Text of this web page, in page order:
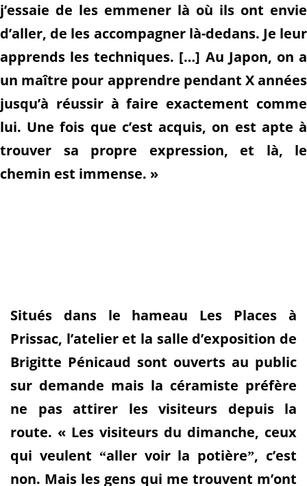
j’essaie de les emmener là où ils ont envie
d’aller, de les accompagner là-dedans. Je leur
apprends les techniques. […] Au Japon, on a
un maître pour apprendre pendant X années
jusqu’à réussir à faire exactement comme
lui. Une fois que c’est acquis, on est apte à
trouver sa propre expression, et là, le
chemin est immense. »
Situés dans le hameau Les Places à
Prissac, l’atelier et la salle d’exposition de
Brigitte Pénicaud sont ouverts au public
sur demande mais la céramiste préfère
ne pas attirer les visiteurs depuis la
route. « Les visiteurs du dimanche, ceux
qui veulent “aller voir la potière”, c’est
non. Mais les gens qui me trouvent m’ont